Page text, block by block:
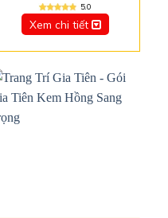
5.0
Xem chi tiết